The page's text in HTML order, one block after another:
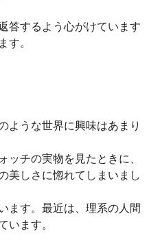
答するよう心がけています
す。
ような世界に興味はあまり
ッチの実物を見たときに、
美しさに惚れてしまいまし
ます。最近は、理系の人間
います。